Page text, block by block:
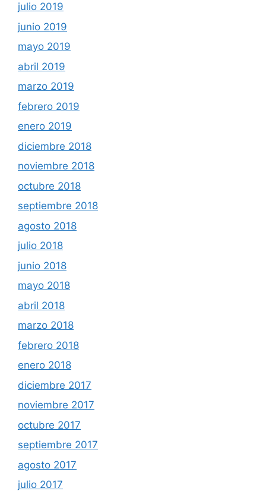
julio 2019
junio 2019
mayo 2019
abril 2019
marzo 2019
febrero 2019
enero 2019
diciembre 2018
noviembre 2018
octubre 2018
septiembre 2018
agosto 2018
julio 2018
junio 2018
mayo 2018
abril 2018
marzo 2018
febrero 2018
enero 2018
diciembre 2017
noviembre 2017
octubre 2017
septiembre 2017
agosto 2017
julio 2017